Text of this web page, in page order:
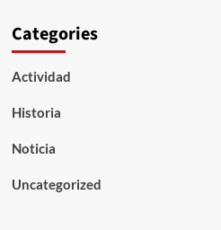
Categories
Actividad
Historia
Noticia
Uncategorized